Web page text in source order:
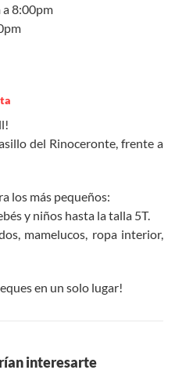
a 8:00pm
del Rinoceronte, frente a
los más pequeños:
y niños hasta la talla 5T.
mamelucos, ropa interior,
en un solo lugar!
interesarte